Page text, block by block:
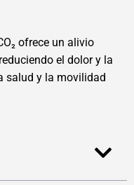
ofrece un alivio
el dolor y la
salud y la movilidad